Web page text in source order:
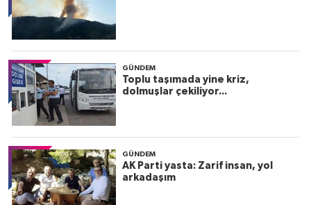
GÜNDEM
Toplu taşımada yine kriz,
dolmuşlar çekiliyor...
GÜNDEM
AK Parti yasta: Zarif insan, yol
arkadaşım